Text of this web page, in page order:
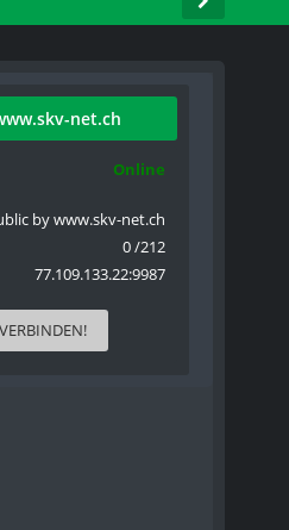
net.ch
Online
by www.skv-net.ch
0 /212
77.109.133.22:9987